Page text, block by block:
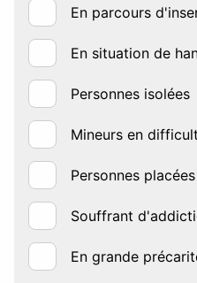
En parcours
En situation de
Personnes isolées
Mineurs en
Personnes
Souffrant
En grande